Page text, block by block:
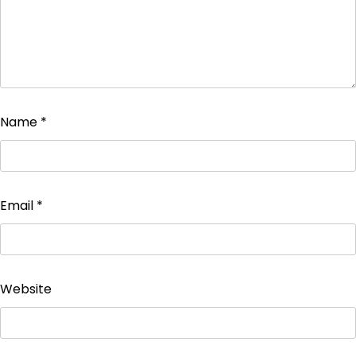
Name *
Email *
Website